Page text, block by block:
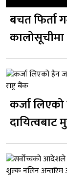
बचत फिर्ता
कालोसूचीमा
कर्जा
दायित्वबाट